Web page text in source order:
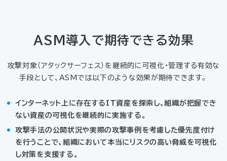
ASM導入で期待できる効果
攻撃対象（アタックサーフェス）を継続的に可視化・管理する有効な
手段として、ASMでは以下のような効果が期待できます。
インターネット上に存在するIT資産を探索し、組織が把握でき
ない資産の可視化を継続的に実施する。
攻撃手法の公開状況や実際の攻撃事例を考慮した優先度付け
を行うことで、組織において本当にリスクの高い脅威を可視化
し対策を支援する。